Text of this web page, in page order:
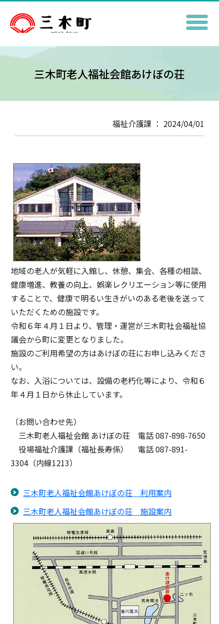
三木町老人福祉会館あけぼの荘
福祉介護課 ： 2024/04/01
地域の老人が気軽に入館し、休憩、集会、各種の相談、
健康増進、教養の向上、娯楽レクリエーション等に使用
することで、健康で明るい生きがいのある老後を送って
いただくための施設です。
令和６年４月１日より、管理・運営が三木町社会福祉協
議会から町に変更となりました。
施設のご利用希望の方はあけぼの荘にお申し込みくださ
い。
なお、入浴については、設備の老朽化等により、令和６
年４月１日から休止しています。
（お問い合わせ先）
三木町老人福祉会館 あけぼの荘 電話 087-898-7650
役場福祉介護課（福祉長寿係） 電話 087-891-
3304（内線1213）
三木町老人福祉会館あけぼの荘 利用案内
三木町老人福祉会館あけぼの荘 施設案内